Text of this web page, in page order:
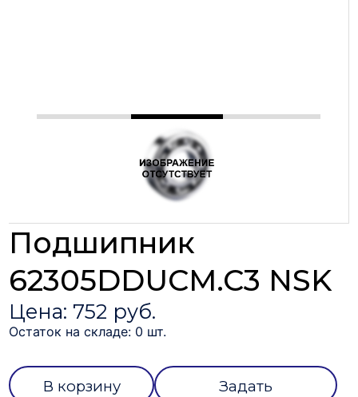
Подшипник
62305DDUCM.C3 NSK
Цена: 752 руб.
Остаток на складе: 0 шт.
В корзину
Задать